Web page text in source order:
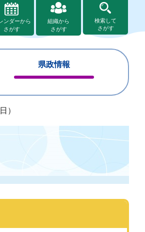
ンダーから
さがす
組織から
さがす
検索して
さがす
県政情報
じ
）